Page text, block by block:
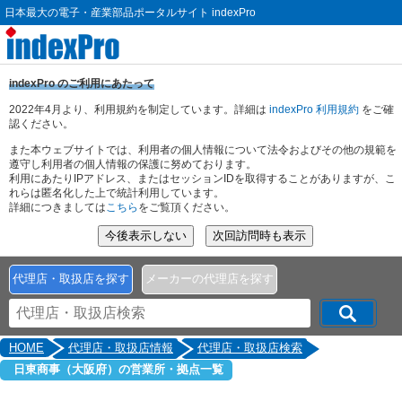
日本最大の電子・産業部品ポータルサイト indexPro
indexPro のご利用にあたって
2022年4月より、利用規約を制定しています。詳細は indexPro 利用規約 をご確
認ください。
また本ウェブサイトでは、利用者の個人情報について法令およびその他の規範を
遵守し利用者の個人情報の保護に努めております。
利用にあたりIPアドレス、またはセッションIDを取得することがありますが、こ
れらは匿名化した上で統計利用しています。
詳細につきましてはこちら をご覧頂ください。
代理店・取扱店を探す メーカーの代理店を探す
HOME 代理店・取扱店情報
代理店・取扱店検索
日東商事（大阪府）の営業所・拠点一覧